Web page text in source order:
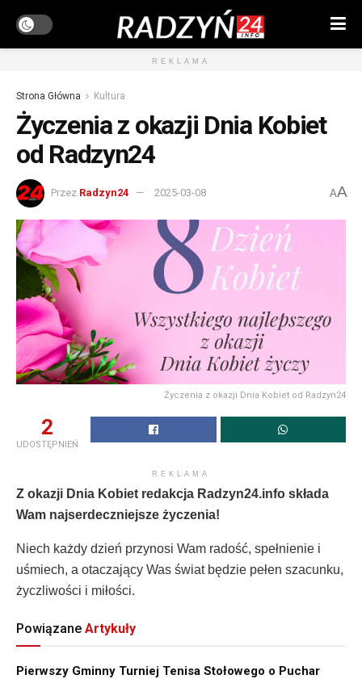
REKLAMA
Strona Główna Kultura
Życzenia z okazji Dnia Kobiet
od Radzyn24
Przez Radzyn24 2025-03-08 AA
Życzenia z okazji Dnia Kobiet od Radzyn24
2
UDOSTĘPNIEŃ
REKLAMA
Z okazji Dnia Kobiet redakcja Radzyn24.info składa
Wam najserdeczniejsze życzenia!
Niech każdy dzień przynosi Wam radość, spełnienie i
uśmiech, a otaczający Was świat będzie pełen szacunku,
życzliwości i miłości.
Powiązane Artykuły
Pierwszy Gminny Turniej Tenisa Stołowego o Puchar